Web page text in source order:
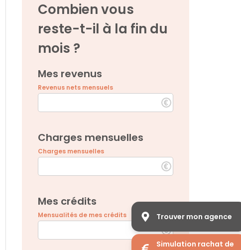
Trouver mon agence
Simulation rachat de
Combien vous
reste-t-il à la fin du
mois ?
Mes revenus
Revenus nets mensuels
Charges mensuelles
Charges mensuelles
Mes crédits
Mensualités de mes crédits